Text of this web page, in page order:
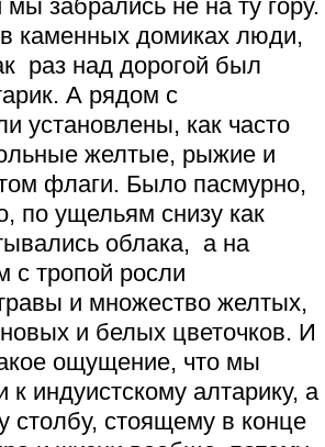
забрались не на ту гору.
каменных домиках люди,
раз над дорогой был
А рядом с
установлены, как часто
желтые, рыжие и
флаги. Было пасмурно,
по ущельям снизу как
облака, а на
с тропой росли
и множество желтых,
и белых цветочков. И
ощущение, что мы
индуистскому алтарику, а
столбу, стоящему в конце